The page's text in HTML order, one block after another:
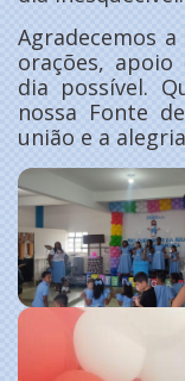
Agradecemos
orações,
dia possível.
nossa Fonte
união e a